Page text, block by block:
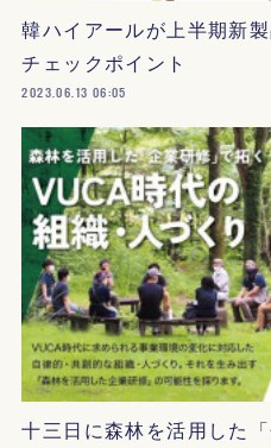
韓ハイアールが上半期新
チェックポイント
2023.06.13 06:05
十三日に森林を活用した